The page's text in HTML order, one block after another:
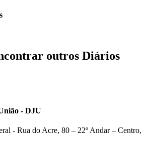
outros Diários
- DJU
- Rua do Acre, 80 – 22º Andar – Centro,